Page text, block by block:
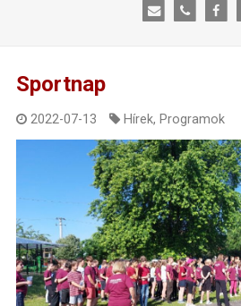
Sportnap
2022-07-13 Hírek, Programok